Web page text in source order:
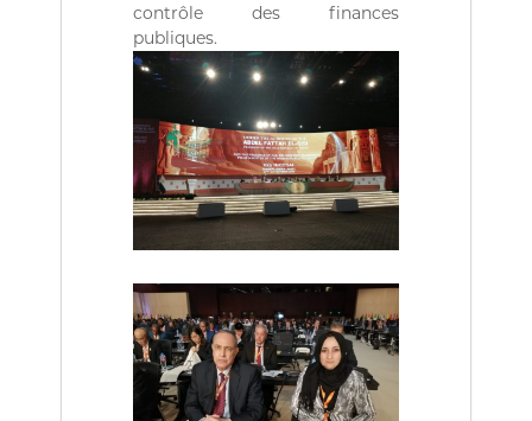
contrôle des finances
publiques.